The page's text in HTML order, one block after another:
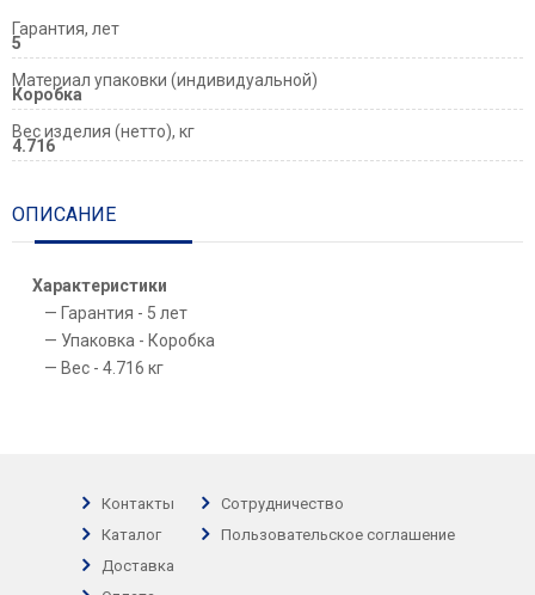
Гарантия, лет
5
Материал упаковки (индивидуальной)
Коробка
Вес изделия (нетто), кг
4.716
ОПИСАНИЕ
Характеристики
Гарантия - 5 лет
Упаковка - Коробка
Вес - 4.716 кг
Контакты
Каталог
Доставка
Сотрудничество
Пользовательское соглашение